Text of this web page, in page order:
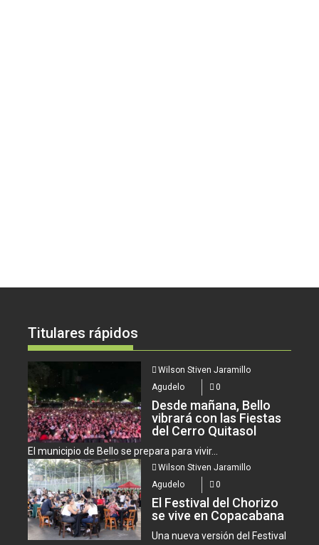
Titulares rápidos
Wilson Stiven Jaramillo
Agudelo
0
Desde mañana, Bello
vibrará con las Fiestas
del Cerro Quitasol
El municipio de Bello se prepara para vivir...
Wilson Stiven Jaramillo
Agudelo
0
El Festival del Chorizo
se vive en Copacabana
Una nueva versión del Festival